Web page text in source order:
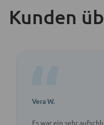
Kunden
Vera W.
Es war ein sehr